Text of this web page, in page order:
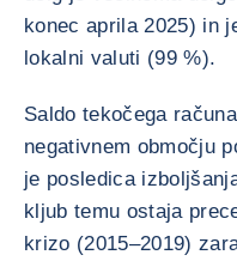
konec aprila 2025) in
lokalni valuti (99 %).
Saldo tekočega
negativnem območju
je posledica
kljub temu ostaja
krizo (2015–2019)